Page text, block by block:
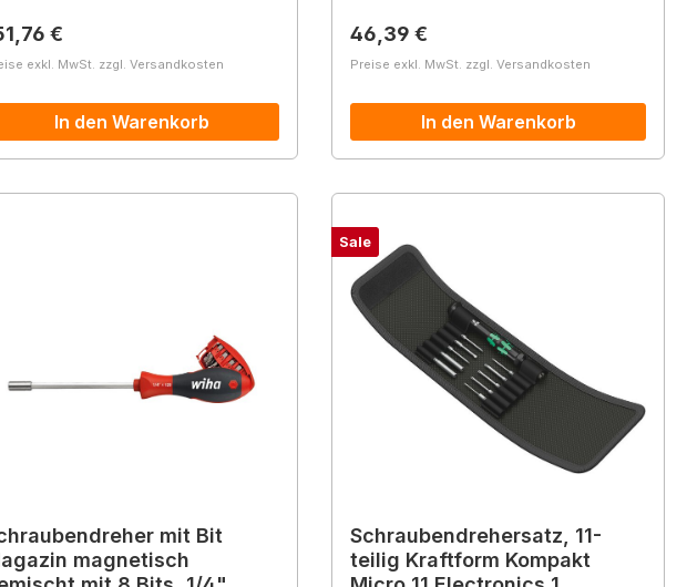
Preis:
€
exkl. MwSt. zzgl. Versandkosten
In den Warenkorb
Regulärer Preis:
46,39 €
Preise exkl. MwSt. zzgl. Versandkosten
In den Warenkorb
mit Bit
magnetisch
Sale
Schraubendrehersatz, 11-
teilig Kraftform Kompakt